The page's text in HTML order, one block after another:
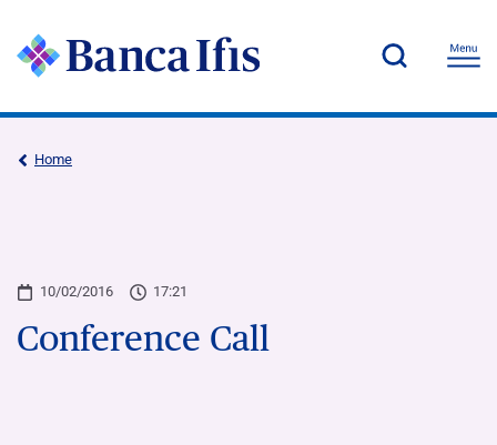
Home
10/02/2016 17:21
Conference Call